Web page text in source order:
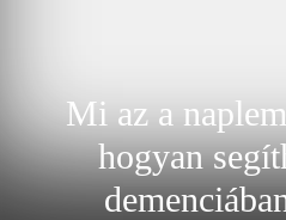
Mi az a
hogyan